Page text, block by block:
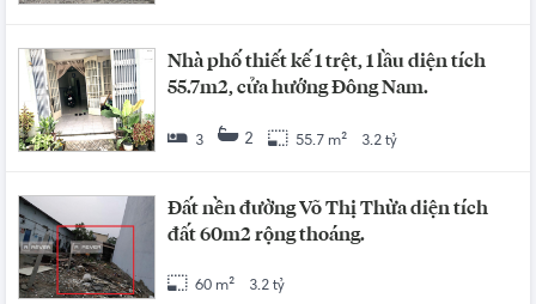
Nhà phố thiết kế 1 trệt, 1 lầu diện tích
55.7m2, cửa hướng Đông Nam.
3 2 55.7 m² 3.2 tỷ
Đất nền đường Võ Thị Thừa diện tích
đất 60m2 rộng thoáng.
60 m² 3.2 tỷ